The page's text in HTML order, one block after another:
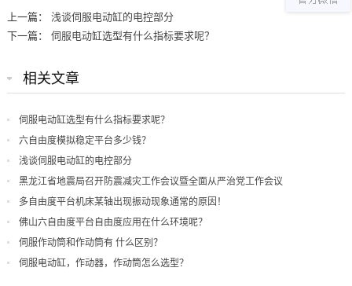
上一篇： 浅谈伺服电动缸的电控部分
下一篇： 伺服电动缸选型有什么指标要求呢？
相关文章
伺服电动缸选型有什么指标要求呢？
六自由度模拟稳定平台多少钱？
浅谈伺服电动缸的电控部分
黑龙江省地震局召开防震减灾工作会议暨全面从严治党工作会议
多自由度平台机床某轴出现振动现象通常的原因！
佛山六自由度平台自由度应用在什么环境呢？
伺服作动筒和作动筒有 什么区别？
伺服电动缸，作动器，作动筒怎么选型？